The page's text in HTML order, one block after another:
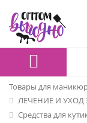
Товары для
ЛЕЧЕНИЕ И
Средства для